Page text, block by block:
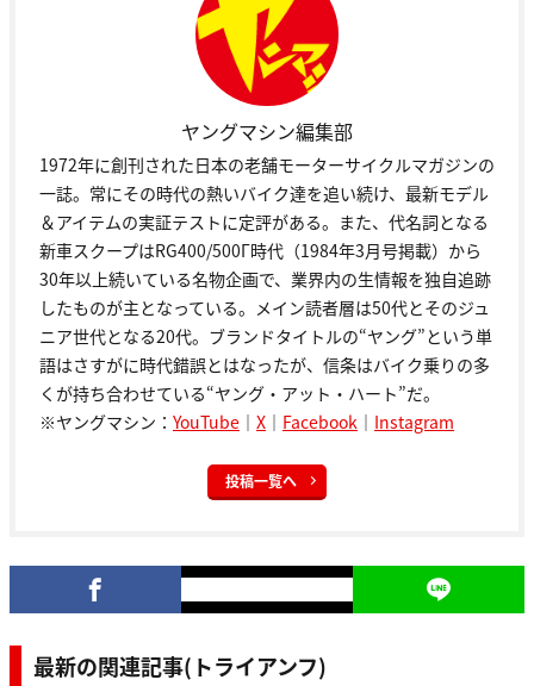
ヤングマシン編集部
1972年に創刊された日本の老舗モーターサイクルマガジンの
一誌。常にその時代の熱いバイク達を追い続け、最新モデル
＆アイテムの実証テストに定評がある。また、代名詞となる
新車スクープはRG400/500Γ時代（1984年3月号掲載）から
30年以上続いている名物企画で、業界内の生情報を独自追跡
したものが主となっている。メイン読者層は50代とそのジュ
ニア世代となる20代。ブランドタイトルの“ヤング”という単
語はさすがに時代錯誤とはなったが、信条はバイク乗りの多
くが持ち合わせている“ヤング・アット・ハート”だ。
※ヤングマシン： YouTube ｜ X ｜ Facebook ｜ Instagram
投稿一覧へ
最新の関連記事(トライアンフ)